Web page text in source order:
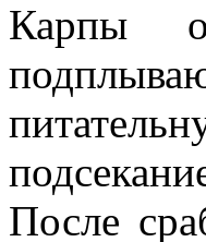
Карпы
После